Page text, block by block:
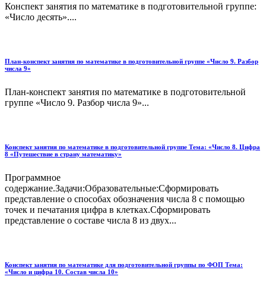
Конспект занятия по математике в подготовительной группе:
«Число десять»....
План-конспект занятия по математике в подготовительной группе «Число 9. Разбор
числа 9»
План-конспект занятия по математике в подготовительной
группе «Число 9. Разбор числа 9»...
Конспект занятия по математике в подготовительной группе Тема: «Число 8. Цифра
8 «Путешествие в страну математику»
Программное
содержание.Задачи:Образовательные:Сформировать
представление о способах обозначения числа 8 с помощью
точек и печатания цифра в клетках.Сформировать
представление о составе числа 8 из двух...
Конспект занятия по математике для подготовительной группы по ФОП Тема:
«Число и цифра 10. Состав числа 10»